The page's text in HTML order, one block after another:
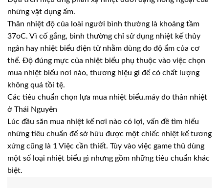
những vật dụng ấm.
Thân nhiệt độ của loài người bình thường là khoảng tầm
37oC. Vì cố gắng, bình thường chỉ sử dụng nhiệt kế thủy
ngân hay nhiệt biểu điện tử nhằm dùng đo độ ẩm của cơ
thể. Độ đúng mực của nhiệt biểu phụ thuộc vào việc chọn
mua nhiệt biểu nơi nào, thương hiệu gì để có chất lượng
không quá tồi tệ.
Các tiêu chuẩn chọn lựa mua nhiệt biểu.máy đo thân nhiệt
ở Thái Nguyên
Lúc đầu săn mua nhiệt kế nơi nào có lợi, vấn đề tìm hiểu
những tiêu chuẩn để sở hữu được một chiếc nhiệt kế tương
xứng cũng là 1 Việc cần thiết. Tùy vào việc game thủ dùng
một số loại nhiệt biểu gì nhưng gồm những tiêu chuẩn khác
biệt.